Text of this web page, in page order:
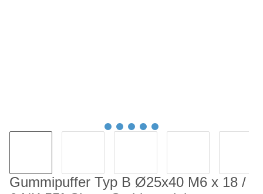
Gummipuffer Typ B Ø25x40 M6 x 18 /